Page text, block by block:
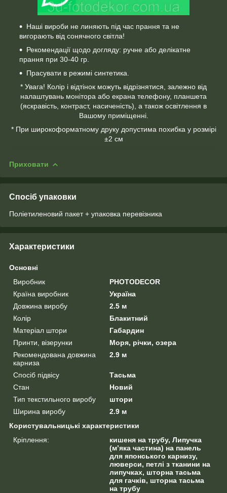
Наші вироби не линяють під час прання та не
вигорають від сонячного світла!
Рекомендації щодо догляду: ручне або делікатне
прання при 30-40 гр.
Прасувати в режимі синтетика.
* Увага! Колір і відтінок можуть відрізнятися, залежно від
налаштувань монітора або екрана телефону, планшета
(яскравість, контраст, насиченість), а також освітлення в
Вашому приміщенні.
* При широкоформатному друку допустима похибка у розмірі
±2 см
Приховати
Спосіб упаковки
Поліетиленовий пакет + упаковка перевізника
Характеристики
Основні
Виробник
PHOTODECOR
Країна виробник
Україна
Довжина виробу
2.5 м
Колір
Блакитний
Матеріал штори
Габардин
Принти, візерунки
Моря, річки, озера
Рекомендована довжина
карниза
2.9 м
Спосіб підвісу
Тасьма
Стан
Новий
Тип текстильного виробу
штори
Ширина виробу
2.9 м
Користувальницькі характеристики
Кріплення:
кишеня на трубу, Липучка
(м’яка частина) на панель
для японського карнизу,
люверси, петлі з тканини на
липучках, шторна тасьма
для гачків, шторна тасьма
на трубу